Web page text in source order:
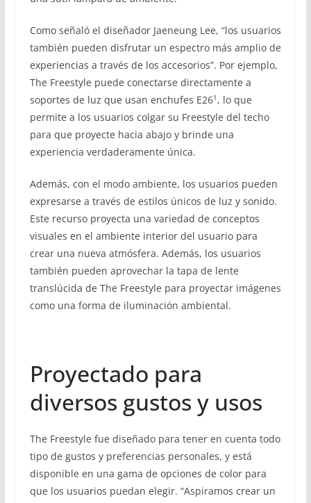
Como señaló el diseñador Jaeneung Lee, “los usuarios
también pueden disfrutar un espectro más amplio de
experiencias a través de los accesorios”. Por ejemplo,
The Freestyle puede conectarse directamente a
soportes de luz que usan enchufes E261 , lo que
permite a los usuarios colgar su Freestyle del techo
para que proyecte hacia abajo y brinde una
experiencia verdaderamente única.
Además, con el modo ambiente, los usuarios pueden
expresarse a través de estilos únicos de luz y sonido.
Este recurso proyecta una variedad de conceptos
visuales en el ambiente interior del usuario para
crear una nueva atmósfera. Además, los usuarios
también pueden aprovechar la tapa de lente
translúcida de The Freestyle para proyectar imágenes
como una forma de iluminación ambiental.
Proyectado para
diversos gustos y usos
The Freestyle fue diseñado para tener en cuenta todo
tipo de gustos y preferencias personales, y está
disponible en una gama de opciones de color para
que los usuarios puedan elegir. “Aspiramos crear un